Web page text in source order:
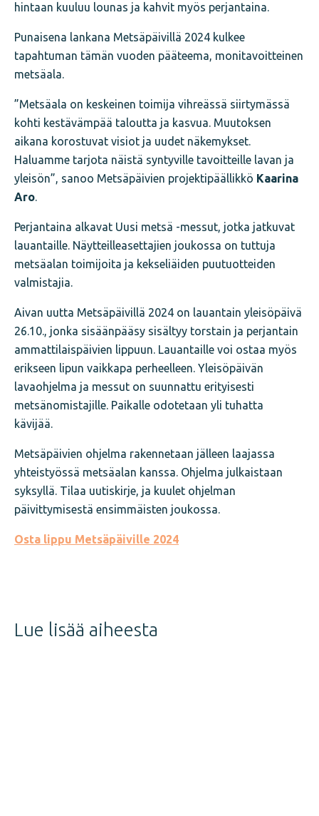
hintaan kuuluu lounas ja kahvit myös perjantaina.
Punaisena lankana Metsäpäivillä 2024 kulkee
tapahtuman tämän vuoden pääteema, monitavoitteinen
metsäala.
”Metsäala on keskeinen toimija vihreässä siirtymässä
kohti kestävämpää taloutta ja kasvua. Muutoksen
aikana korostuvat visiot ja uudet näkemykset.
Haluamme tarjota näistä syntyville tavoitteille lavan ja
yleisön”, sanoo Metsäpäivien projektipäällikkö Kaarina
Aro.
Perjantaina alkavat Uusi metsä -messut, jotka jatkuvat
lauantaille. Näytteilleasettajien joukossa on tuttuja
metsäalan toimijoita ja kekseliäiden puutuotteiden
valmistajia.
Aivan uutta Metsäpäivillä 2024 on lauantain yleisöpäivä
26.10., jonka sisäänpääsy sisältyy torstain ja perjantain
ammattilaispäivien lippuun. Lauantaille voi ostaa myös
erikseen lipun vaikkapa perheelleen. Yleisöpäivän
lavaohjelma ja messut on suunnattu erityisesti
metsänomistajille. Paikalle odotetaan yli tuhatta
kävijää.
Metsäpäivien ohjelma rakennetaan jälleen laajassa
yhteistyössä metsäalan kanssa. Ohjelma julkaistaan
syksyllä. Tilaa uutiskirje, ja kuulet ohjelman
päivittymisestä ensimmäisten joukossa.
Osta lippu Metsäpäiville 2024
Lue lisää aiheesta